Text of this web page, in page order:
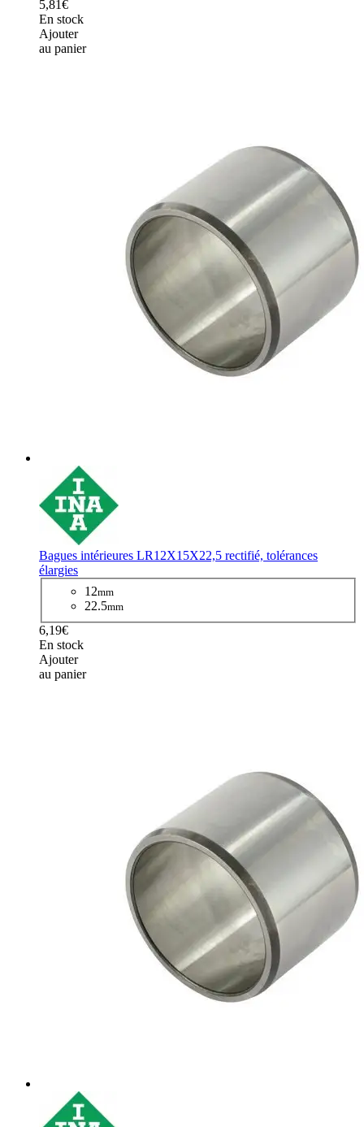
5,81€
En stock
Ajouter
au panier
Bagues intérieures LR12X15X22,5 rectifié, tolérances
élargies
12mm
22.5mm
6,19€
En stock
Ajouter
au panier